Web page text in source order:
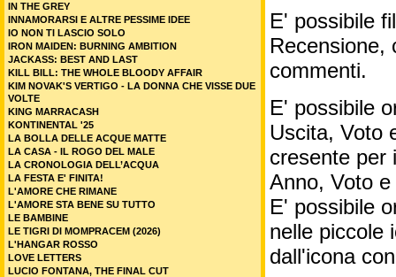
E' possibile
Recensione,
commenti.
E' possibile
Uscita, Voto
cresente per
Anno, Voto
E' possibile
nelle piccole
dall'icona
IN THE GREY
INNAMORARSI E ALTRE PESSIME IDEE
IO NON TI LASCIO SOLO
IRON MAIDEN: BURNING AMBITION
JACKASS: BEST AND LAST
KILL BILL: THE WHOLE BLOODY AFFAIR
KIM NOVAK'S VERTIGO - LA DONNA CHE VISSE DUE
VOLTE
KING MARRACASH
KONTINENTAL '25
LA BOLLA DELLE ACQUE MATTE
LA CASA - IL ROGO DEL MALE
LA CRONOLOGIA DELL’ACQUA
LA FESTA E' FINITA!
L'AMORE CHE RIMANE
L'AMORE STA BENE SU TUTTO
LE BAMBINE
LE TIGRI DI MOMPRACEM (2026)
L'HANGAR ROSSO
LOVE LETTERS
LUCIO FONTANA, THE FINAL CUT